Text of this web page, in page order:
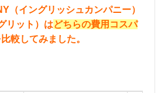
（イングリッシュカンパニー）
リット）はどちらの費用コスパ
較してみました。